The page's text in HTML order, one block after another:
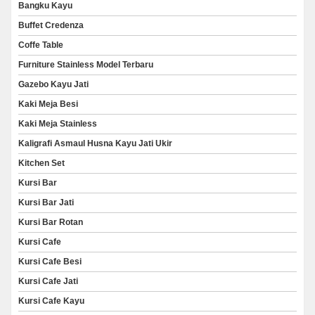
Bangku Kayu
Buffet Credenza
Coffe Table
Furniture Stainless Model Terbaru
Gazebo Kayu Jati
Kaki Meja Besi
Kaki Meja Stainless
Kaligrafi Asmaul Husna Kayu Jati Ukir
Kitchen Set
Kursi Bar
Kursi Bar Jati
Kursi Bar Rotan
Kursi Cafe
Kursi Cafe Besi
Kursi Cafe Jati
Kursi Cafe Kayu